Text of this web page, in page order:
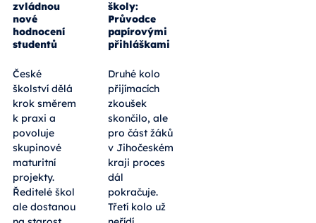
zvládnou
nové
hodnocení
studentů
České
školství dělá
krok směrem
k praxi a
povoluje
skupinové
maturitní
projekty.
Ředitelé škol
ale dostanou
školy:
Průvodce
papírovými
přihláškami
Druhé kolo
přijímacích
zkoušek
skončilo, ale
pro část žáků
v Jihočeském
kraji proces
dál
pokračuje.
Třetí kolo už